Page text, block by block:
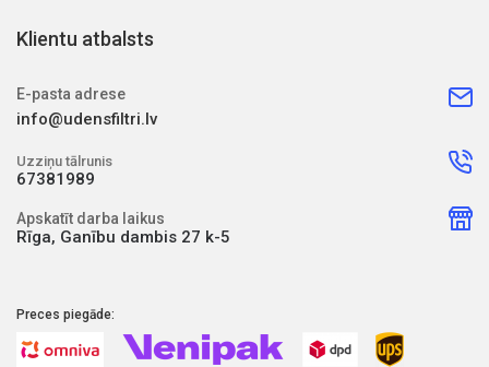
Klientu atbalsts
E-pasta adrese
info@udensfiltri.lv
Uzziņu tālrunis
67381989
Apskatīt darba laikus
Rīga, Ganību dambis 27 k-5
Preces piegāde: